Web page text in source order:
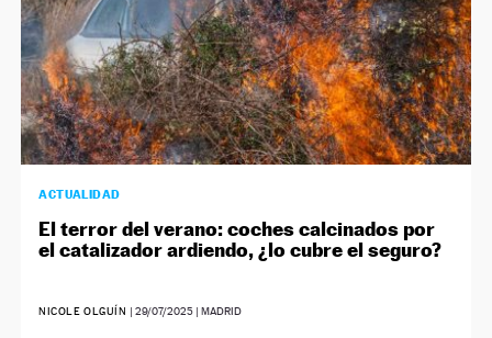
ACTUALIDAD
El terror del verano: coches calcinados por
el catalizador ardiendo, ¿lo cubre el seguro?
NICOLE OLGUÍN | 29/07/2025| MADRID